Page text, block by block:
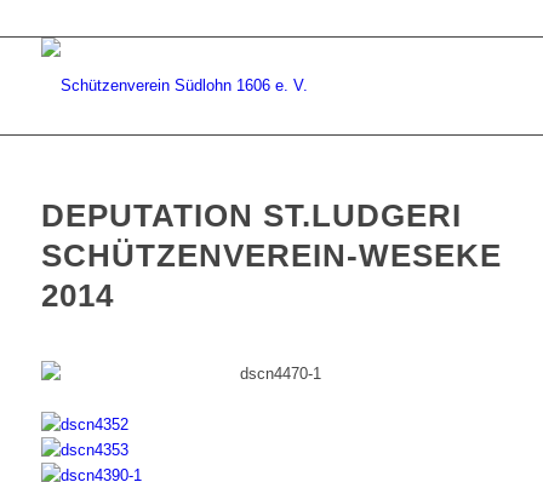
DEPUTATION ST.LUDGERI
SCHÜTZENVEREIN-WESEKE
2014